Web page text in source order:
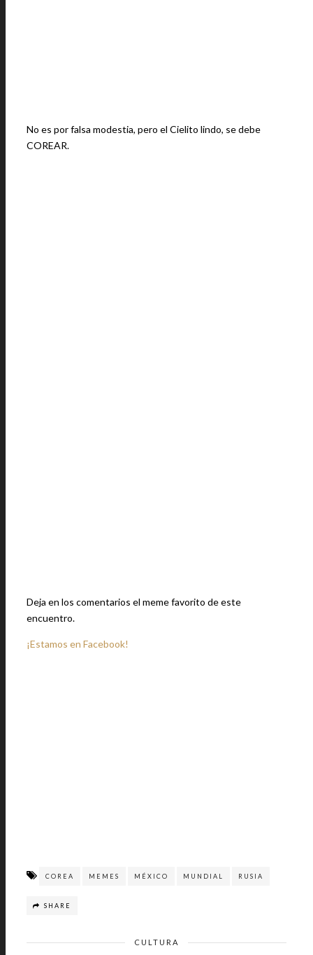
No es por falsa modestia, pero el Cielito lindo, se debe
COREAR.
Deja en los comentarios el meme favorito de este
encuentro.
¡Estamos en Facebook!
COREA MEMES MÉXICO MUNDIAL RUSIA
SHARE
CULTURA